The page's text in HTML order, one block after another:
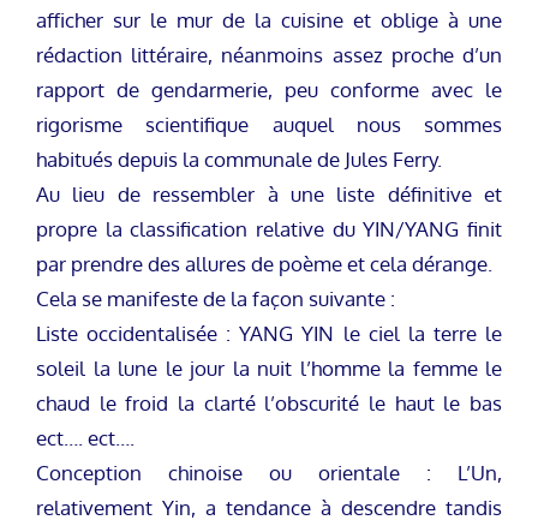
afficher sur le mur de la cuisine et oblige à une
rédaction littéraire, néanmoins assez proche d’un
rapport de gendarmerie, peu conforme avec le
rigorisme scientifique auquel nous sommes
habitués depuis la communale de Jules Ferry.
Au lieu de ressembler à une liste définitive et
propre la classification relative du YIN/YANG finit
par prendre des allures de poème et cela dérange.
Cela se manifeste de la façon suivante :
Liste occidentalisée : YANG YIN le ciel la terre le
soleil la lune le jour la nuit l’homme la femme le
chaud le froid la clarté l’obscurité le haut le bas
ect…. ect….
Conception chinoise ou orientale : L’Un,
relativement Yin, a tendance à descendre tandis